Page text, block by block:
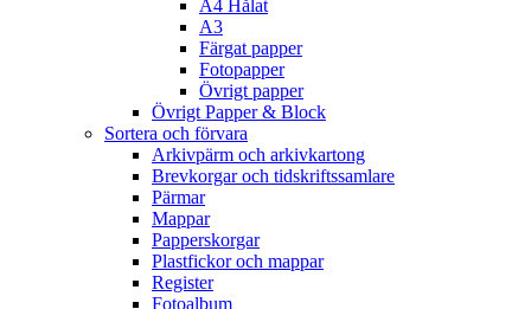
A4 Hålat
A3
Färgat papper
Fotopapper
Övrigt papper
Övrigt Papper & Block
Sortera och förvara
Arkivpärm och arkivkartong
Brevkorgar och tidskriftssamlare
Pärmar
Mappar
Papperskorgar
Plastfickor och mappar
Register
Fotoalbum